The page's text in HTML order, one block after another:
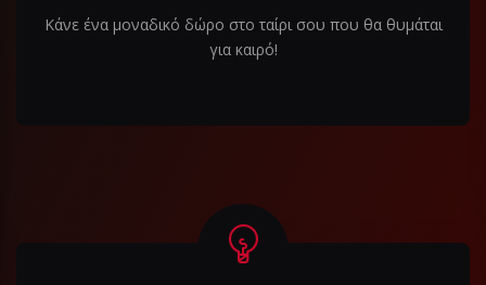
Κάνε ένα μοναδικό δώρο στο ταίρι σου που θα θυμάται
για καιρό!